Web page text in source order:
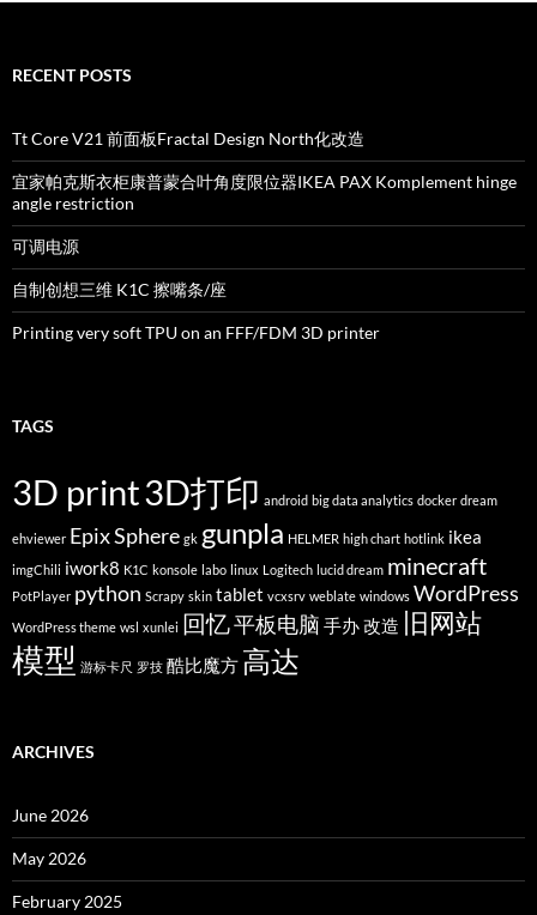
RECENT POSTS
Tt Core V21 前面板Fractal Design North化改造
宜家帕克斯衣柜康普蒙合叶角度限位器IKEA PAX Komplement hinge
angle restriction
可调电源
自制创想三维 K1C 擦嘴条/座
Printing very soft TPU on an FFF/FDM 3D printer
TAGS
3D print3D打印 android big data analytics docker dream
ehviewer Epix Sphere gk gunpla HELMER high chart hotlink ikea
imgChili iwork8 K1C konsole labo linux Logitech lucid dream minecraft
PotPlayer python Scrapy skin tablet vcxsrv weblate windows WordPress
WordPress theme wsl xunlei 回忆平板电脑 手办改造 旧网站
模型 游标卡尺 罗技 酷比魔方 高达
ARCHIVES
June 2026
May 2026
February 2025